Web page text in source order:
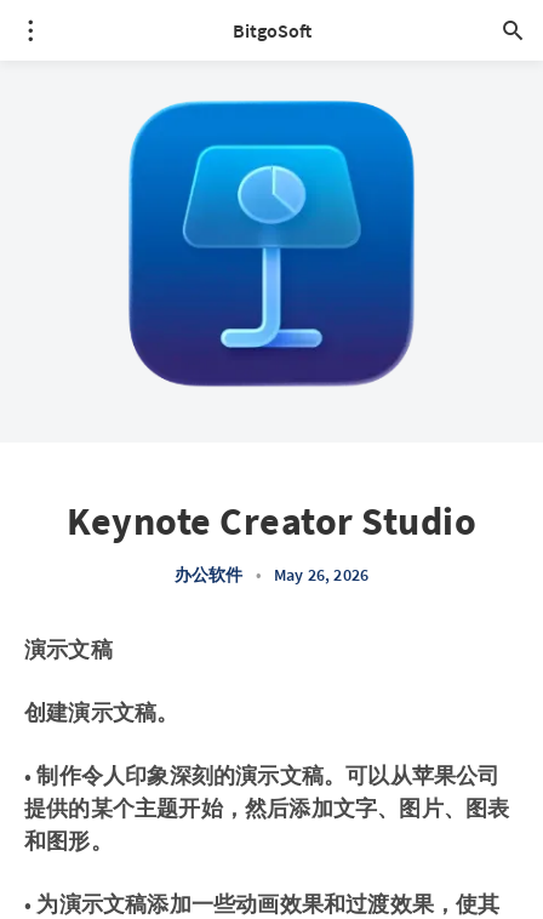
BitgoSoft
Keynote Creator Studio
办公软件 • May 26, 2026
演示文稿
创建演示文稿。
• 制作令人印象深刻的演示文稿。可以从苹果公司
提供的某个主题开始，然后添加文字、图片、图表
和图形。
• 为演示文稿添加一些动画效果和过渡效果，使其